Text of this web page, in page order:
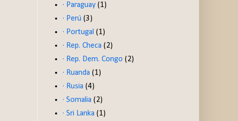
· Paraguay (1)
· Perú (3)
· Portugal (1)
· Rep. Checa (2)
· Rep. Dem. Congo (2)
· Ruanda (1)
· Rusia (4)
· Somalia (2)
· Sri Lanka (1)